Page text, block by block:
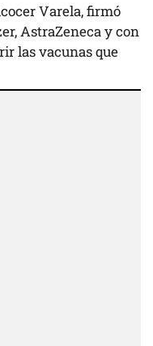
Varela, firmó
AstraZeneca y con
las vacunas que